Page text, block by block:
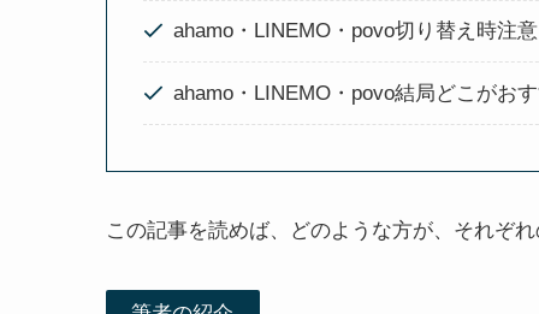
ahamo・LINEMO・povo切り替え時注
ahamo・LINEMO・povo結局どこがお
この記事を読めば、どのような方が、それぞ